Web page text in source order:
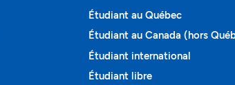
Étudiant au Québec
Étudiant au Canada (hors
Étudiant international
Étudiant libre